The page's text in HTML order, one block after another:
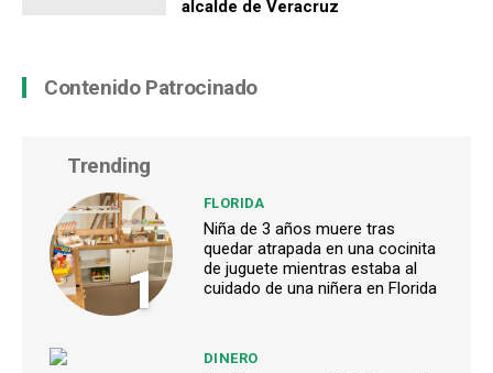
alcalde de Veracruz
Contenido Patrocinado
Trending
1
FLORIDA
Niña de 3 años muere tras
quedar atrapada en una cocinita
de juguete mientras estaba al
cuidado de una niñera en Florida
DINERO